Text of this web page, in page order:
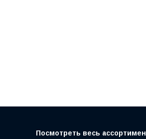
Посмотреть весь